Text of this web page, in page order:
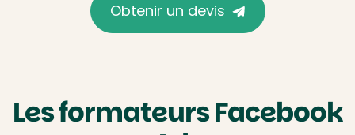
Obtenir un devis
Les formateurs Facebook